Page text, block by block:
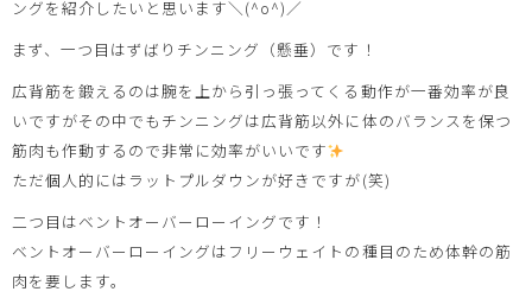
ングを紹介したいと思います＼(^o^)／
まず、一つ目はずばりチンニング（懸垂）です！
広背筋を鍛えるのは腕を上から引っ張ってくる動作が一番効率が良
いですがその中でもチンニングは広背筋以外に体のバランスを保つ
筋肉も作動するので非常に効率がいいです
ただ個人的にはラットプルダウンが好きですが(笑)
二つ目はベントオーバーローイングです！
ベントオーバーローイングはフリーウェイトの種目のため体幹の筋
肉を要します。